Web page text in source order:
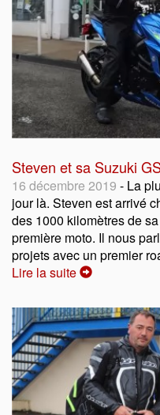
Steven et sa Suzuki
16 décembre 2019 - La
jour là. Steven est arrivé
des 1000 kilomètres de
première moto. Il nous
projets avec un premier
Lire la suite